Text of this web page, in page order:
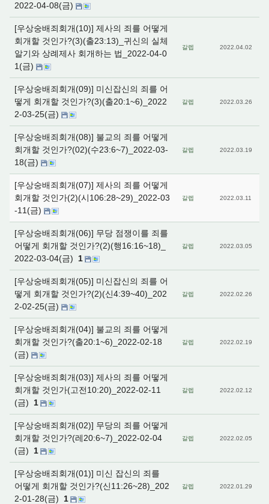
2022-04-08(금)
[우상숭배죄회개(10)] 제사의 죄를 어떻게
회개할 것인가?(3)(출23:13)_귀신의 실체
알기와 상례제사 회개하는 법_2022-04-0
1(금)
갈렙 2022.04.02
[우상숭배죄회개(09)] 미신잡신의 죄를 어
떻게 회개할 것인가?(3)(출20:1~6)_2022
2-03-25(금)
갈렙 2022.03.26
[우상숭배죄회개(08)] 불교의 죄를 어떻게
회개할 것인가?(02)(수23:6~7)_2022-03-
18(금)
갈렙 2022.03.19
[우상숭배죄회개(07)] 제사의 죄를 어떻게
회개할 것인가(2)(시106:28~29)_2022-03
-11(금)
갈렙 2022.03.11
[우상숭배죄회개(06)] 무당 점쟁이를 죄를
어떻게 회개할 것인가?(2)(행16:16~18)_
2022-03-04(금)
1
갈렙 2022.03.05
[우상숭배죄회개(05)] 미신잡신의 죄를 어
떻게 회개할 것인가?(2)(신4:39~40)_202
2-02-25(금)
갈렙 2022.02.26
[우상숭배죄회개(04)] 불교의 죄를 어떻게
회개할 것인가?(출20:1~6)_2022-02-18
(금)
갈렙 2022.02.19
[우상숭배죄회개(03)] 제사의 죄를 어떻게
회개할 것인가(고전10:20)_2022-02-11
(금)
1
갈렙 2022.02.12
[우상숭배죄회개(02)] 무당의 죄를 어떻게
회개할 것인가?(레20:6~7)_2022-02-04
(금)
1
갈렙 2022.02.05
[우상숭배죄회개(01)] 미신 잡신의 죄를
어떻게 회개할 것인가?(신11:26~28)_202
2-01-28(금)
1
갈렙 2022.01.29